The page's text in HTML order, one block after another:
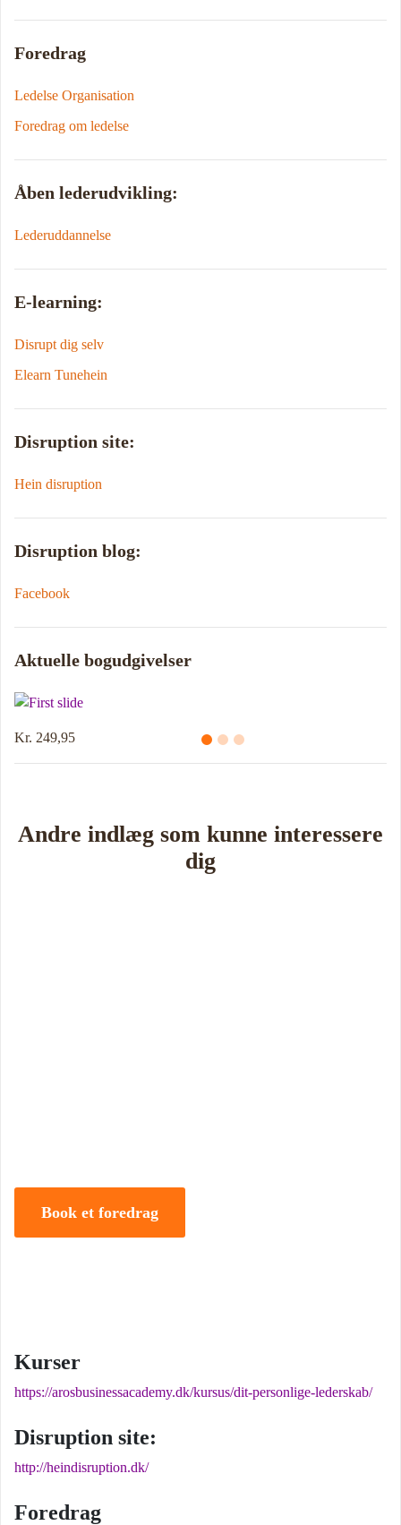
Foredrag
Ledelse Organisation
Foredrag om ledelse
Åben lederudvikling:
Lederuddannelse
E-learning:
Disrupt dig selv
Elearn Tunehein
Disruption site:
Hein disruption
Disruption blog:
Facebook
Aktuelle bogudgivelser
Kr. 214,95
Andre indlæg som kunne interessere
dig
Book et foredrag
Kurser
https://arosbusinessacademy.dk/kursus/dit-personlige-lederskab/
Disruption site:
http://heindisruption.dk/
Foredrag